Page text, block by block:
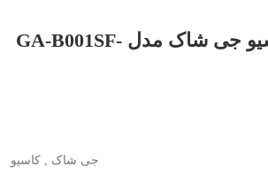
ساعت مچی کاسیو جی شاک مدل GA-B001SF-
جی شاک کاسیو